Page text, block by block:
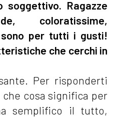
soggettivo. Ragazze
coloratissime,
per tutti i gusti!
che cerchi in
Per risponderti
cosa significa per
semplifico il tutto,